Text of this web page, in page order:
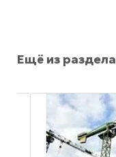
Ещё из раздела